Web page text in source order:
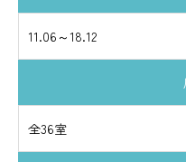
11.06～18.12
全36室